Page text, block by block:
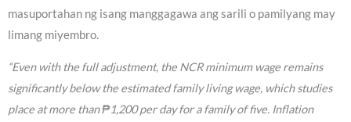
masuportahan ng isang manggagawa ang sarili o pamilyang may
limang miyembro.
“Even with the full adjustment, the NCR minimum wage remains
significantly below the estimated family living wage, which studies
place at more than ₱1,200 per day for a family of five. Inflation